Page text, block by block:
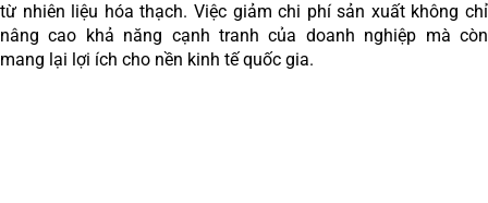
từ nhiên liệu hóa thạch. Việc giảm chi phí sản xuất không chỉ
nâng cao khả năng cạnh tranh của doanh nghiệp mà còn
mang lại lợi ích cho nền kinh tế quốc gia.